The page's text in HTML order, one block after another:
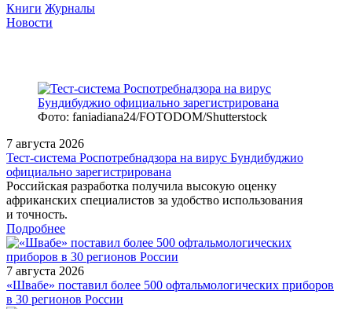
Книги Журналы
Новости
Фото: faniadiana24/FOTODOM/Shutterstock
7 августа 2026
Тест‑система Роспотребнадзора на вирус Бундибуджио
официально зарегистрирована
Российская разработка получила высокую оценку
африканских специалистов за удобство использования
и точность.
Подробнее
7 августа 2026
«Швабе» поставил более 500 офтальмологических приборов
в 30 регионов России